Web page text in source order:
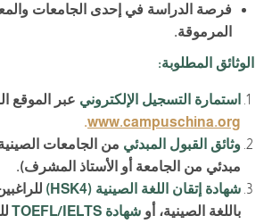
فرصة الدراسة في إحدى الجامعات
المرموقة.
الوثائق المطلوبة:
استمارة التسجيل الإلكترونيعبر الموقع
www.campuschina.org
.
وثائق القبول المبدئيمن الجامعات
مبدئي من الجامعة أو الأستاذ المشرف)
.
شهادة إتقان اللغة الصينية (HSK4)
باللغة الصينية، أوشهادة TOEFL/IELTS